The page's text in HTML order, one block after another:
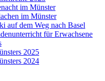
im Münster
im Münster
auf dem Weg nach Basel
für Erwachsene
2025
2024